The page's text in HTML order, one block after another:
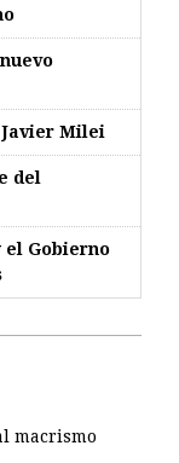
Milei
del
el Gobierno
macrismo